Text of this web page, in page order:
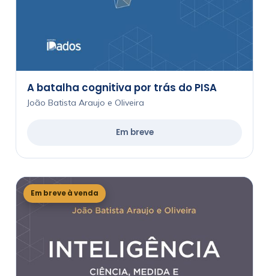
A batalha cognitiva por trás do PISA
João Batista Araujo e Oliveira
Em breve
Em breve à venda